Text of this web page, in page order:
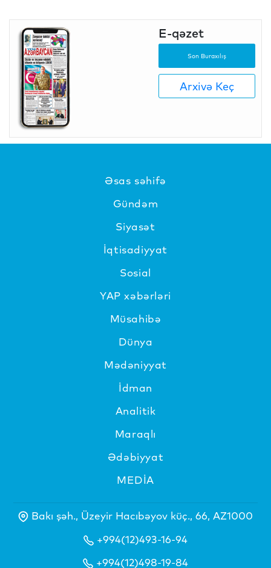
E-qəzet
Son Buraxılış
Arxivə Keç
Əsas səhifə
Gündəm
Siyasət
İqtisadiyyat
Sosial
YAP xəbərləri
Müsahibə
Dünya
Mədəniyyat
İdman
Analitik
Maraqlı
Ədəbiyyat
MEDİA
Bakı şəh., Üzeyir Hacıbəyov küç., 66, AZ1000
+994(12)493-16-94
+994(12)498-19-84